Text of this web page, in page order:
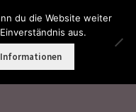
du die Website weiter
aus.
Informationen